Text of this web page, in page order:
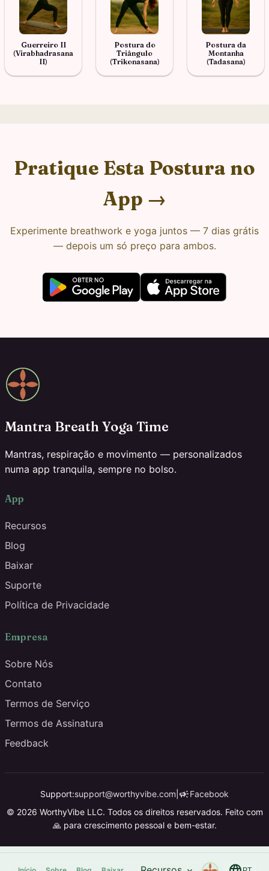
Guerreiro II
(Virabhadrasana
II)
Postura do
Triângulo
(Trikonasana)
Postura da
Montanha
(Tadasana)
Pratique Esta Postura no
App →
Experimente breathwork e yoga juntos — 7 dias grátis
— depois um só preço para ambos.
Mantra Breath Yoga Time
Mantras, respiração e movimento — personalizados
numa app tranquila, sempre no bolso.
App
Recursos
Blog
Baixar
Suporte
Política de Privacidade
Empresa
Sobre Nós
Contato
Termos de Serviço
Termos de Assinatura
Feedback
Support:support@worthyvibe.com campaignFacebook
© 2026 WorthyVibe LLC. Todos os direitos reservados. Feito com
🙏 para crescimento pessoal e bem-estar.